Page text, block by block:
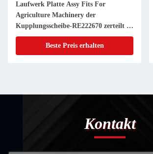
Laufwerk Platte Assy Fits For
Agriculture Machinery der
Kupplungsscheibe-RE222670 zerteilt 11
Zoll 20 KEIL
Beste Preis erhalten
Kontakt